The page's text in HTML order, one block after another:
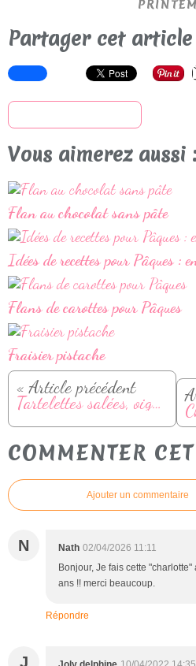
Partager cet article
Vous aimerez aussi
Flan au chocolat sans pâte
Idées de recettes pour Pâques :
Flans de carottes pour Pâques
Fraisier pistache
« Article précédent
Tartelettes salées, oignon caramélisé et bacon
COMMENTER
Ajouter un commentaire
N Nath 02/04/2026 11:11
Bonjour, Je fais cette
ans !! merci beaucoup.
Répondre
J